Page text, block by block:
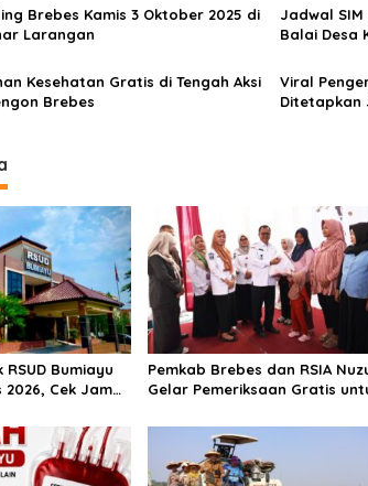
Brebes Kamis 3 Oktober 2025 di
Larangan
Jadwal
Balai Desa
Kesehatan Gratis di Tengah Aksi
Brebes
Viral
Ditetapkan
Bumiayu
2026, Cek Jam
Pemkab Brebes dan RSIA
Gelar Pemeriksaan Gratis
Kesehatan Ibu dan Bayi